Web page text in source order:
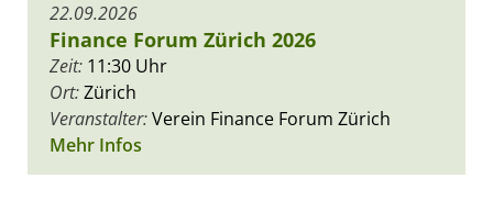
22.09.2026
Finance Forum Zürich 2026
Zeit: 11:30 Uhr
Ort:Zürich
Veranstalter:Verein Finance Forum Zürich
Mehr Infos